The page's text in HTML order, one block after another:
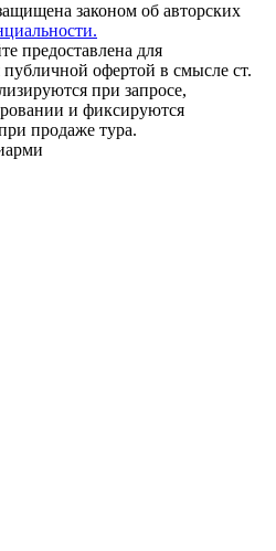
законом об авторских
предоставлена для
публичной офертой в смысле ст.
при запросе,
и фиксируются
продаже тура.